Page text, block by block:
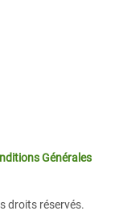
Générales
droits réservés.